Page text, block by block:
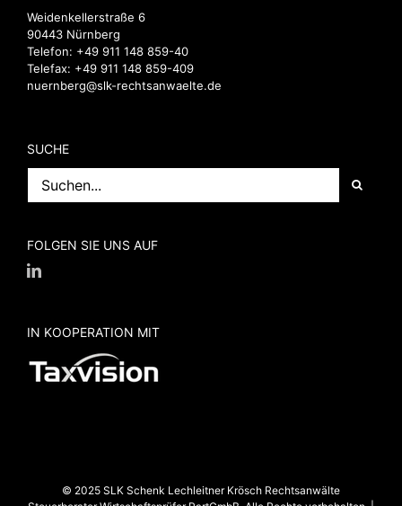
Weidenkellerstraße 6
90443 Nürnberg
Telefon: +49 911 148 859-40
Telefax: +49 911 148 859-409
nuernberg@slk-rechtsanwaelte.de
SUCHE
nach:
FOLGEN SIE UNS AUF
IN KOOPERATION MIT
© 2025 SLK Schenk Lechleitner Krösch Rechtsanwälte